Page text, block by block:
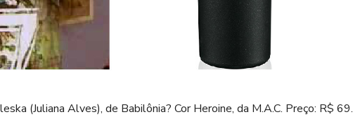
(Juliana Alves), de Babilônia? Cor Heroine, da M.A.C. Preço: R$ 69.